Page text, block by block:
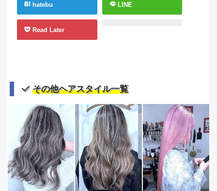
hatebu LINE
Read Later
その他ヘアスタイル一覧